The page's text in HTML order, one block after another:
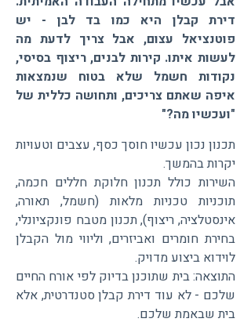
דירת קבלן היא כמו בד לבן - יש
פוטנציאל עצום, אבל צריך לדעת מה
לעשות איתו. קירות לבנים, ריצוף בסיסי,
נקודות חשמל שלא בטוח שנמצאות
איפה שאתם צריכים, ותחושה כללית של
"ועכשיו מה?"
תכנון נכון עכשיו חוסך כסף, עצבים וטעויות
יקרות בהמשך.
השירות כולל תכנון חלוקת חללים חכמה,
תוכניות טכניות מלאות (חשמל, תאורה,
אינסטלציה, ריצוף), תכנון מטבח פונקציונלי,
בחירת חומרים ואביזרים, וליווי מול הקבלן
לוידוא ביצוע מדויק.
התוצאה: בית שתוכנן בדיוק לפי אורח החיים
שלכם - לא עוד דירת קבלן סטנדרטית, אלא
בית שבאמת שלכם.